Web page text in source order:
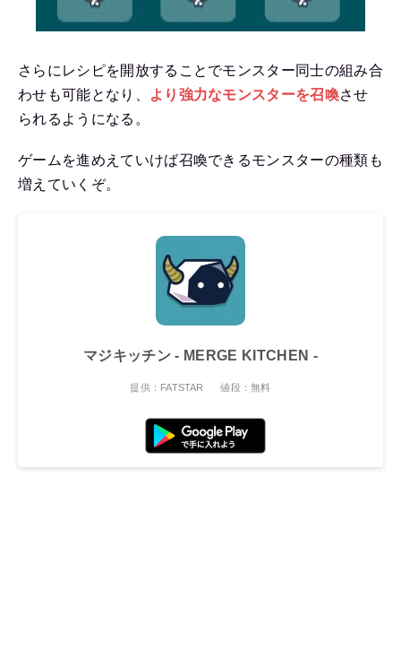
さらにレシピを開放することでモンスター同士の組み合
わせも可能となり、
より強力なモンスターを召喚させ
られるようになる。
ゲームを進めえていけば召喚できるモンスターの種類も
増えていくぞ。
マジキッチン - MERGE KITCHEN -
提供：FATSTAR 値段：無料